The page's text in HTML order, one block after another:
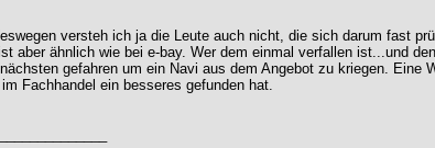
versteh ich ja die Leute auch nicht, die sich darum fast
aber ähnlich wie bei e-bay. Wer dem einmal verfallen ist...und
gefahren um ein Navi aus dem Angebot zu kriegen. Eine
Fachhandel ein besseres gefunden hat.